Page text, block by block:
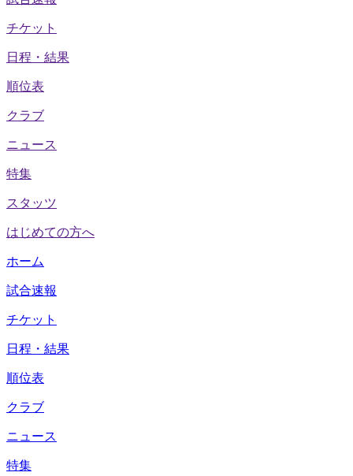
チケット
日程・結果
順位表
クラブ
ニュース
特集
スタッツ
はじめての方へ
ホーム
試合速報
チケット
日程・結果
順位表
クラブ
ニュース
特集